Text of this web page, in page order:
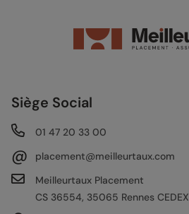
Siège Social
01 47 20 33 00
@
placement@meilleurtaux.com
Meilleurtaux Placement
CS 36554, 35065 Rennes CEDEX